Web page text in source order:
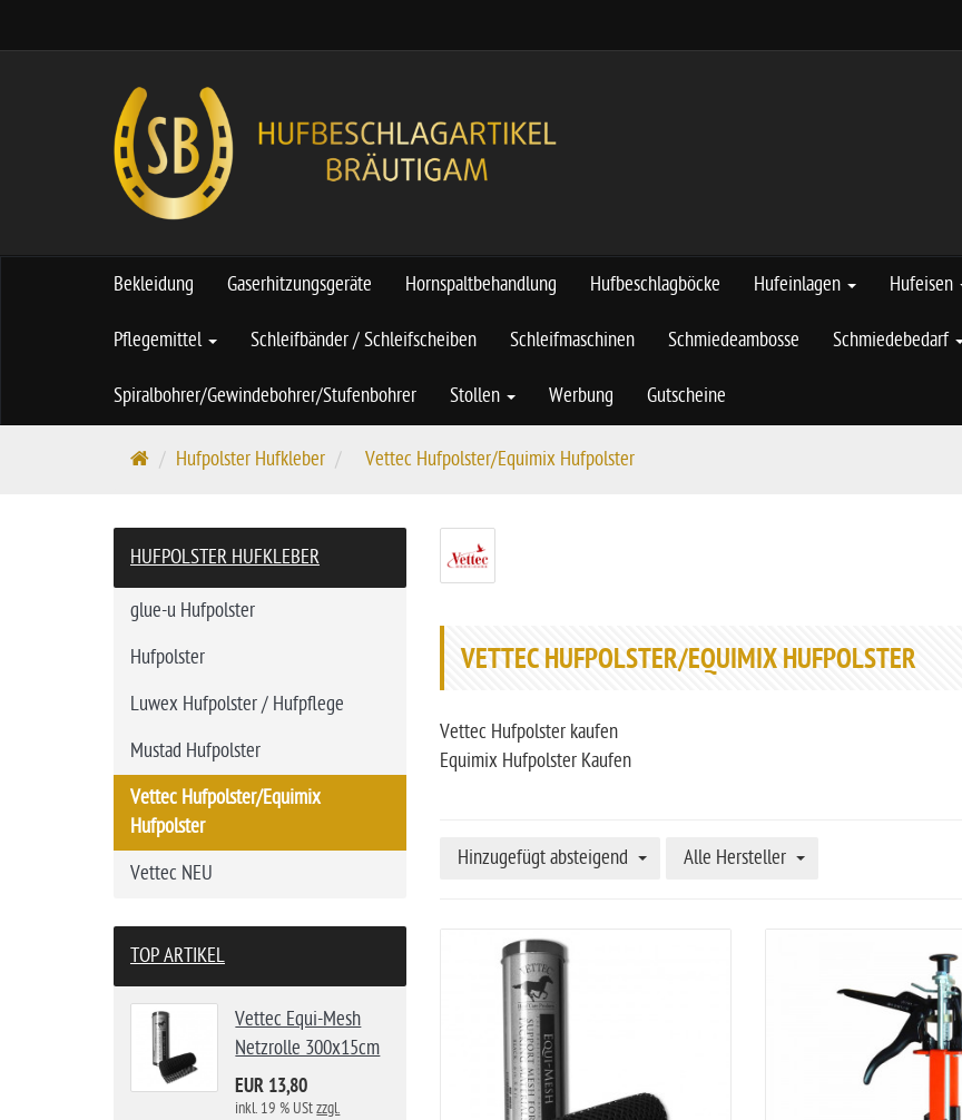
Bekleidung Gaserhitzungsgeräte Hornspaltbehandlung Hufbeschlagböcke Hufeinlagen Hufeisen
Pflegemittel Schleifbänder / Schleifscheiben Schleifmaschinen Schmiedeambosse Schmiedebedarf
Spiralbohrer/Gewindebohrer/Stufenbohrer Stollen Werbung Gutscheine
S
r
s
i
Hufpolster Hufkleber Vettec Hufpolster/Equimix Hufpolster
VETTEC HUFPOLSTER/EQUIMIX HUFPOLSTER
Vettec Hufpolster kaufen
Equimix Hufpolster Kaufen
Hinzugefügt absteigend Alle Hersteller
HUFPOLSTER HUFKLEBER
glue-u Hufpolster
Hufpolster
Luwex Hufpolster / Hufpflege
Mustad Hufpolster
Vettec Hufpolster/Equimix
Hufpolster
Vettec NEU
TOP ARTIKEL
Vettec Equi-Mesh
Netzrolle 300x15cm
EUR 13,80
inkl. 19 % UStzzgl.